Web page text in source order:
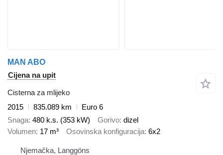
MAN ABO
Cijena na upit
Cisterna za mlijeko
2015
835.089 km
Euro 6
Snaga 480 k.s. (353 kW) Gorivo dizel
Volumen 17 m³ Osovinska konfiguracija 6x2
Njemačka, Langgöns